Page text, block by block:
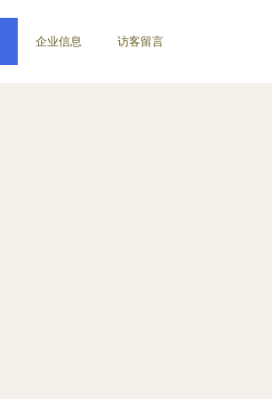
企业信息 访客留言